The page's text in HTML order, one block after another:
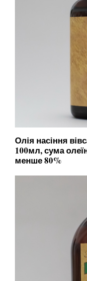
Олія насіння
100мл, сума
менше 80%